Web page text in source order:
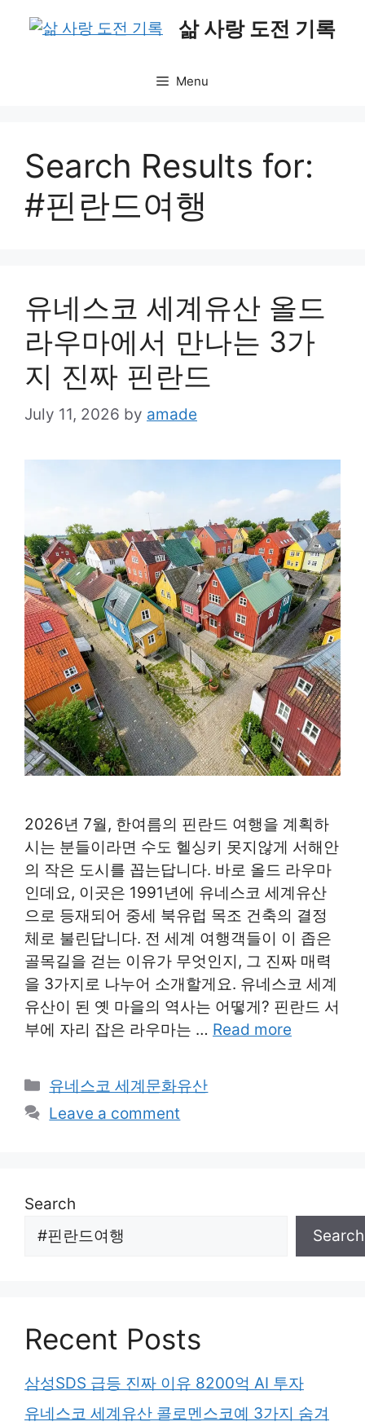
삶 사랑 도전 기록
Menu
Search Results for:
#핀란드여행
유네스코 세계유산 올드
라우마에서 만나는 3가
지 진짜 핀란드
July 11, 2026 by amade
2026년 7월, 한여름의 핀란드 여행을 계획하
시는 분들이라면 수도 헬싱키 못지않게 서해안
의 작은 도시를 꼽는답니다. 바로 올드 라우마
인데요, 이곳은 1991년에 유네스코 세계유산
으로 등재되어 중세 북유럽 목조 건축의 결정
체로 불린답니다. 전 세계 여행객들이 이 좁은
골목길을 걷는 이유가 무엇인지, 그 진짜 매력
을 3가지로 나누어 소개할게요. 유네스코 세계
유산이 된 옛 마을의 역사는 어떻게? 핀란드 서
부에 자리 잡은 라우마는 … Read more
Categories
유네스코 세계문화유산
Leave a comment
Search
Search
Recent Posts
삼성SDS 급등 진짜 이유 8200억 AI 투자
유네스코 세계유산 콜로멘스코예 3가지 숨겨